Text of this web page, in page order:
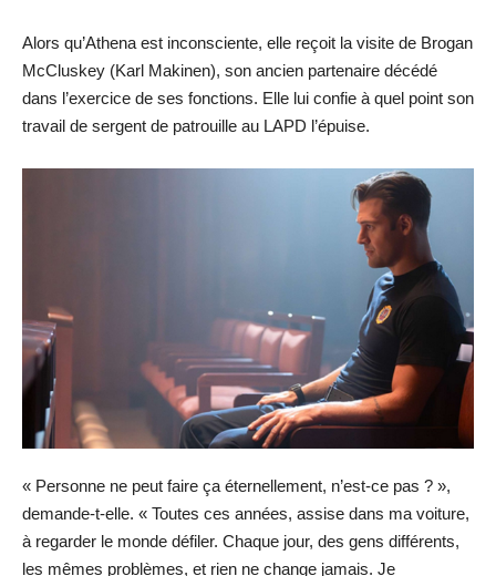
Alors qu’Athena est inconsciente, elle reçoit la visite de Brogan
McCluskey (Karl Makinen), son ancien partenaire décédé
dans l’exercice de ses fonctions. Elle lui confie à quel point son
travail de sergent de patrouille au LAPD l’épuise.
« Personne ne peut faire ça éternellement, n’est-ce pas ? »,
demande-t-elle. « Toutes ces années, assise dans ma voiture,
à regarder le monde défiler. Chaque jour, des gens différents,
les mêmes problèmes, et rien ne change jamais. Je